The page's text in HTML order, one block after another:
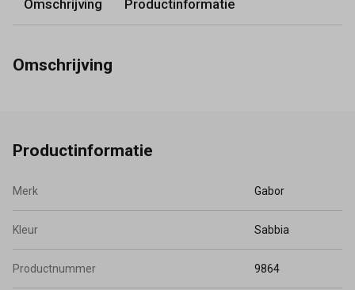
Omschrijving Productinformatie
Omschrijving
Productinformatie
Merk Gabor
Kleur Sabbia
Productnummer 9864